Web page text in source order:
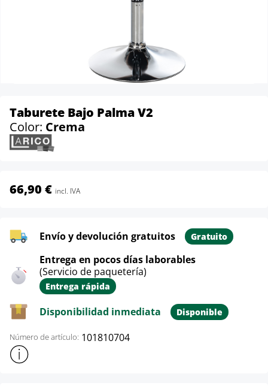
Taburete Bajo Palma V2
Color: Crema
66,90 € incl. IVA
Envío y devolución gratuitos Gratuito
Entrega en pocos días laborables
(Servicio de paquetería)
Entrega rápida
Disponibilidad inmediata Disponible
Número de artículo: 101810704
Mostrar más información sobre el producto